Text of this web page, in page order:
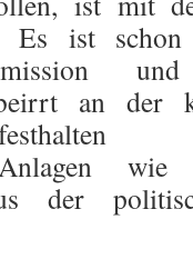
Es ist
an der
Anlagen
der